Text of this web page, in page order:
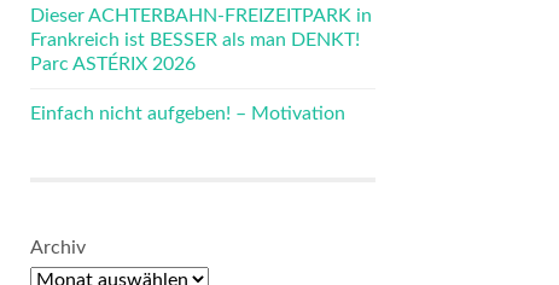
Dieser ACHTERBAHN-FREIZEITPARK in
Frankreich ist BESSER als man DENKT!
Parc ASTÉRIX 2026
Einfach nicht aufgeben! – Motivation
Archiv